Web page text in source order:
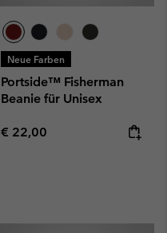
Neue Farben
Portside™ Fisherman
Beanie für Unisex
Regular price:
€ 22,00